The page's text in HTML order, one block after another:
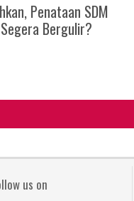
Penataan SDM
Bergulir?
us on